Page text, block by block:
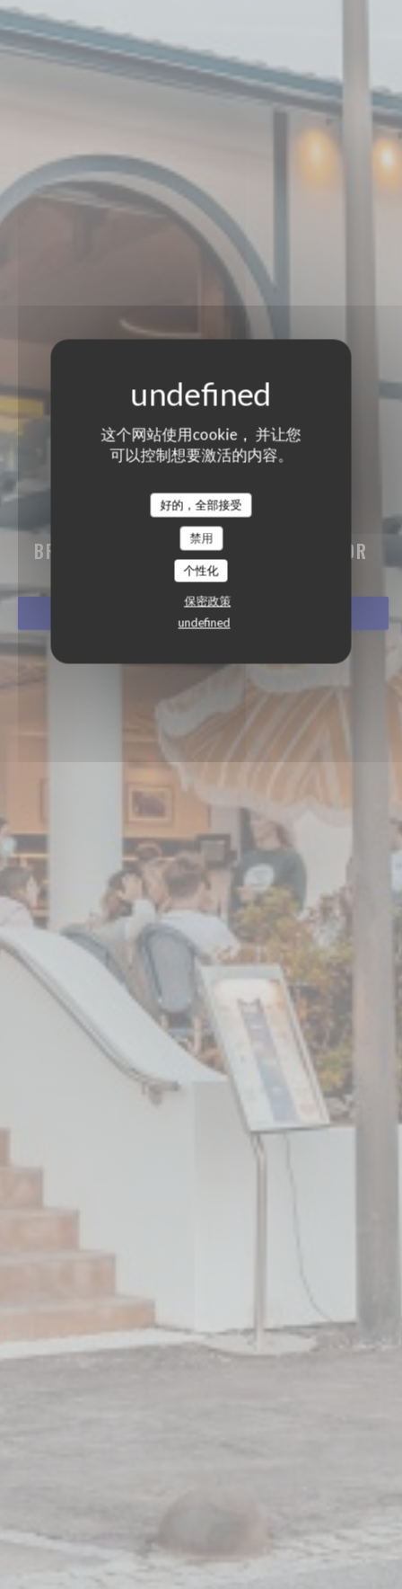
这个网站使用cookie， 并让您
可以控制想要激活的内容。
好的，全部接受
禁用
个性化
保密政策
undefined
BISTRO BALNÉAIRE
BRASSERIE - RESTAURANT HOSSEGOR